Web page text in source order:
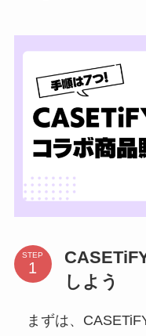
STEP
しよう
まずは、